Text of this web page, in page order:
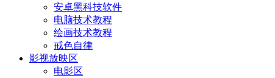
安卓黑科技软件
电脑技术教程
绘画技术教程
戒色自律
影视放映区
电影区